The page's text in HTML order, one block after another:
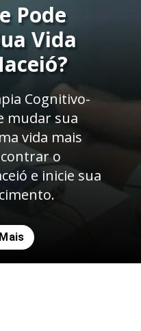
Pode
Vida
Cognitivo-
mudar sua
vida mais
o
e inicie sua